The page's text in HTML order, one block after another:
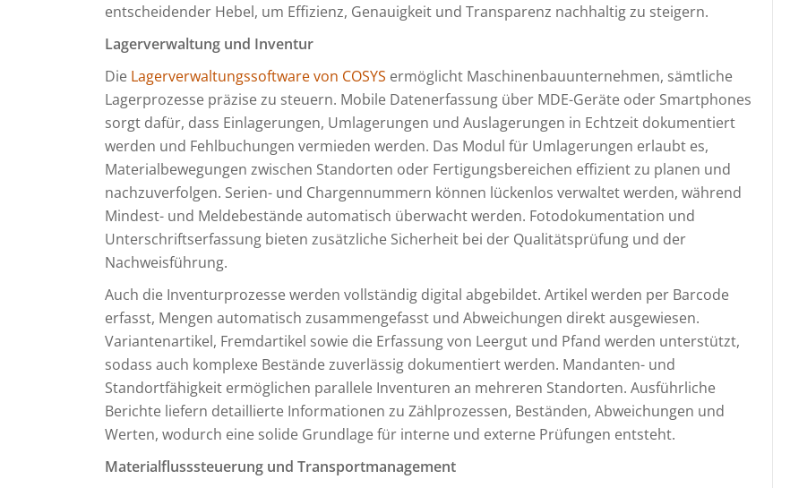
entscheidender Hebel, um Effizienz, Genauigkeit und Transparenz nachhaltig zu steigern.
Lagerverwaltung und Inventur
Die Lagerverwaltungssoftware von COSYS ermöglicht Maschinenbauunternehmen, sämtliche
Lagerprozesse präzise zu steuern. Mobile Datenerfassung über MDE-Geräte oder Smartphones
sorgt dafür, dass Einlagerungen, Umlagerungen und Auslagerungen in Echtzeit dokumentiert
werden und Fehlbuchungen vermieden werden. Das Modul für Umlagerungen erlaubt es,
Materialbewegungen zwischen Standorten oder Fertigungsbereichen effizient zu planen und
nachzuverfolgen. Serien- und Chargennummern können lückenlos verwaltet werden, während
Mindest- und Meldebestände automatisch überwacht werden. Fotodokumentation und
Unterschriftserfassung bieten zusätzliche Sicherheit bei der Qualitätsprüfung und der
Nachweisführung.
Auch die Inventurprozesse werden vollständig digital abgebildet. Artikel werden per Barcode
erfasst, Mengen automatisch zusammengefasst und Abweichungen direkt ausgewiesen.
Variantenartikel, Fremdartikel sowie die Erfassung von Leergut und Pfand werden unterstützt,
sodass auch komplexe Bestände zuverlässig dokumentiert werden. Mandanten- und
Standortfähigkeit ermöglichen parallele Inventuren an mehreren Standorten. Ausführliche
Berichte liefern detaillierte Informationen zu Zählprozessen, Beständen, Abweichungen und
Werten, wodurch eine solide Grundlage für interne und externe Prüfungen entsteht.
Materialflusssteuerung und Transportmanagement